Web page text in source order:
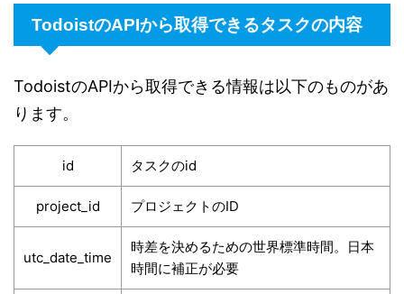
TodoistのAPIから取得できるタスクの内容
TodoistのAPIから取得できる情報は以下のものがあ
ります。
id タスクのid
project_id プロジェクトのID
utc_date_time
時差を決めるための世界標準時間。日本
時間に補正が必要